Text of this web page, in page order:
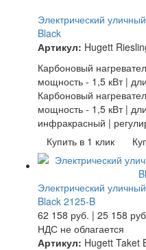
Электрический
Black
Артикул: Hugett
Карбоновый
мощность - 1,5 кВт |
Карбоновый
мощность - 1,5 кВт |
инфракрасный |
Купить в 1 клик
Электрический
Black 2125-B
62 158 руб. | 25 158
НДС не облагается
Артикул: Hugett Taket